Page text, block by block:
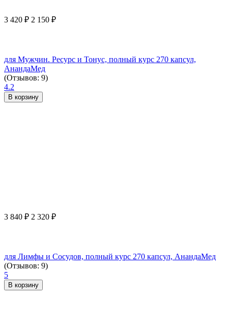
3 420 ₽ 2 150 ₽
для Мужчин. Ресурс и Тонус, полный курс 270 капсул,
АнандаМед
(Отзывов: 9)
4.2
В корзину
3 840 ₽ 2 320 ₽
для Лимфы и Сосудов, полный курс 270 капсул, АнандаМед
(Отзывов: 9)
5
В корзину